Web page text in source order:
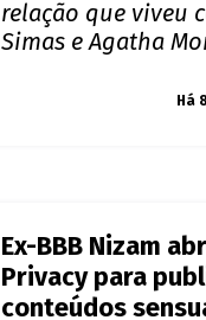
relação que viveu
Simas e Agatha
Há
Ex-BBB Nizam
Privacy para
conteúdos